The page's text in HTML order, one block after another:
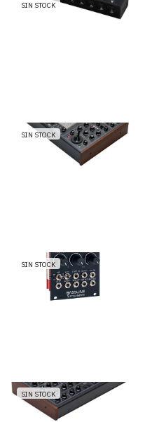
SIN STOCK
SIN STOCK
SIN STOCK
SIN STOCK